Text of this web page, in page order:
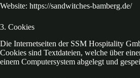
Website: https://sandwitches-bamberg.de/
3. Cookies
Die Internetseiten der SSM Hospitality
Cookies sind Textdateien, welche über
einem Computersystem abgelegt und